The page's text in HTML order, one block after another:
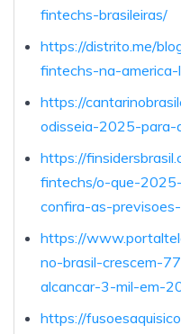
fintechs-brasileiras/
https://distrito.me/
fintechs-na-
https://
odisseia-2025-para-
https://
fintechs/o-que-
confira-as-
https://
no-brasil-crescem-
alcancar-3-mil-em-
https://